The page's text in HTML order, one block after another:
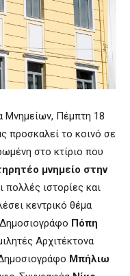
Μνημείων, Πέμπτη 18
προσκαλεί το κοινό σε
στο κτίριο που
μνημείο στην
πολλές ιστορίες και
κεντρικό θέμα
Πόπη
Αρχιτέκτονα
Μπήλιω